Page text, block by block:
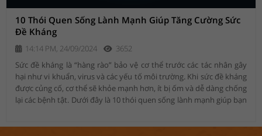
10 Thói Quen Sống Lành Mạnh Giúp Tăng Cường Sức
Đề Kháng
14:14 PM, 24/09/2024
3652
Sức đề kháng là “hàng rào” bảo vệ cơ thể trước các tác nhân gây
hại như vi khuẩn, virus và các yếu tố môi trường. Khi sức đề kháng
được củng cố, cơ thể sẽ khỏe mạnh hơn, ít bị ốm và dễ dàng chống
lại các bệnh tật. Dưới đây là 10 thói quen sống lành mạnh giúp bạn